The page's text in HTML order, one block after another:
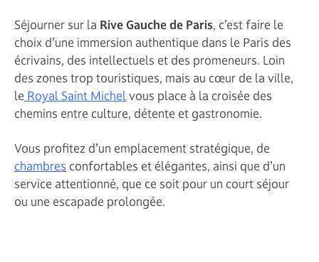
Séjourner sur la Rive Gauche de Paris, c’est faire le
choix d’une immersion authentique dans le Paris des
écrivains, des intellectuels et des promeneurs. Loin
des zones trop touristiques, mais au cœur de la ville,
le Royal Saint Michelvous place à la croisée des
chemins entre culture, détente et gastronomie.
Vous profitez d’un emplacement stratégique, de
chambres confortables et élégantes, ainsi que d’un
service attentionné, que ce soit pour un court séjour
ou une escapade prolongée.